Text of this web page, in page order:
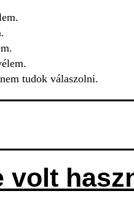
tudok válaszolni.
volt